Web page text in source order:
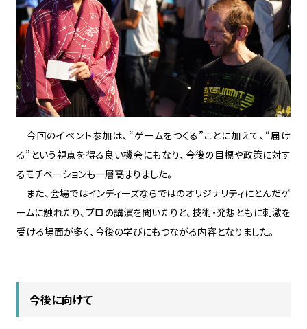
今回のイベント参加は、“ゲームをつくる”ことに加えて、“届け
る”という視点を得る良い機会にもなり、今後の目標や政策に対す
るモチベーションも一層高まりました。
また、会場ではインディーズならではのオリジナリティにとんだゲ
ームに触れたり、プロの講演を聞いたりと、技術・発想ともに刺激を
受ける場面が多く、今後の学びにもつながる内容となりました。
今後に向けて